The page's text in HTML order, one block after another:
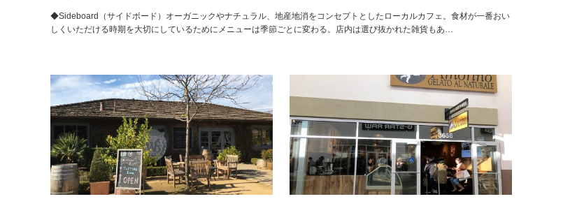
◆Sideboard（サイドボード）オーガニックやナチュラル、地産地消をコンセプトとしたローカルカフェ。食材が一番おい
しくいただける時期を大切にしているためにメニューは季節ごとに変わる。店内は選び抜かれた雑貨もあ…